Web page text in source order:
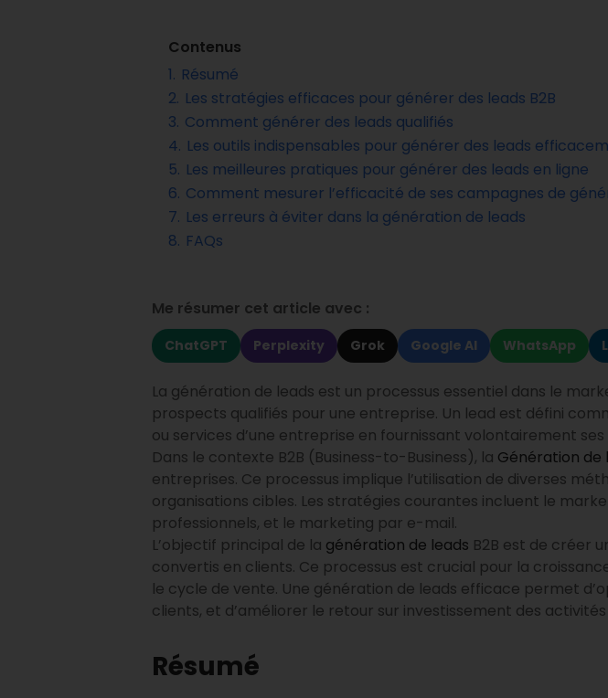
Contenus
1. Résumé
2. Les stratégies efficaces pour générer des leads B2B
3. Comment générer des leads qualifiés
4. Les outils indispensables pour générer des leads
5. Les meilleures pratiques pour générer des leads en ligne
6. Comment mesurer l’efficacité de ses campagnes de
7. Les erreurs à éviter dans la génération de leads
8. FAQs
Me résumer cet article avec :
ChatGPT Perplexity Grok Google AI WhatsApp
La génération de leads est un processus essentiel dans le
prospects qualifiés pour une entreprise. Un lead est défini
ou services d’une entreprise en fournissant volontairement
Dans le contexte B2B (Business-to-Business), la Génération de
entreprises. Ce processus implique l’utilisation de diverses
organisations cibles. Les stratégies courantes incluent le
professionnels, et le marketing par e-mail.
L’objectif principal de la génération de leads B2B est de créer
convertis en clients. Ce processus est crucial pour la
le cycle de vente. Une génération de leads efficace permet
clients, et d’améliorer le retour sur investissement des
Résumé